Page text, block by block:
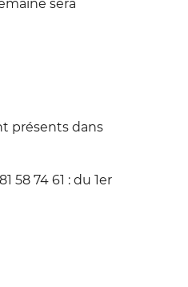
sera
présents dans
58 74 61 : du 1er